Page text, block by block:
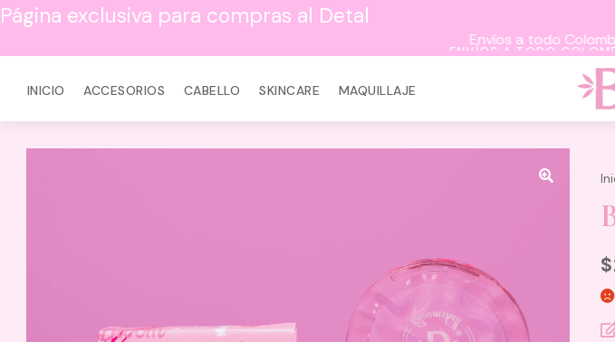
Página exclusiva para compras al Detal
ENVÍOS A TODO
INICIO ACCESORIOS CABELLO SKINCARE MAQUILLAJE
$